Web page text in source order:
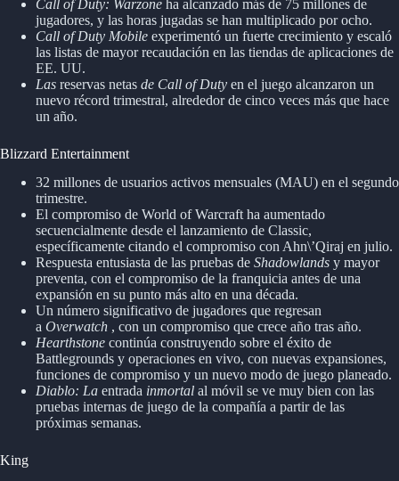
Call of Duty: Warzone ha alcanzado más de 75 millones de
jugadores, y las horas jugadas se han multiplicado por ocho.
Call of Duty Mobile experimentó un fuerte crecimiento y escaló
las listas de mayor recaudación en las tiendas de aplicaciones de
EE. UU.
Las reservas netas de Call of Duty en el juego alcanzaron un
nuevo récord trimestral, alrededor de cinco veces más que hace
un año.
Blizzard Entertainment
32 millones de usuarios activos mensuales (MAU) en el segundo
trimestre.
El compromiso de World of Warcraft ha aumentado
secuencialmente desde el lanzamiento de Classic,
específicamente citando el compromiso con Ahn\’Qiraj en julio.
Respuesta entusiasta de las pruebas de Shadowlands y mayor
preventa, con el compromiso de la franquicia antes de una
expansión en su punto más alto en una década.
Un número significativo de jugadores que regresan
a Overwatch , con un compromiso que crece año tras año.
Hearthstone continúa construyendo sobre el éxito de
Battlegrounds y operaciones en vivo, con nuevas expansiones,
funciones de compromiso y un nuevo modo de juego planeado.
Diablo: La entrada inmortal al móvil se ve muy bien con las
pruebas internas de juego de la compañía a partir de las
próximas semanas.
King